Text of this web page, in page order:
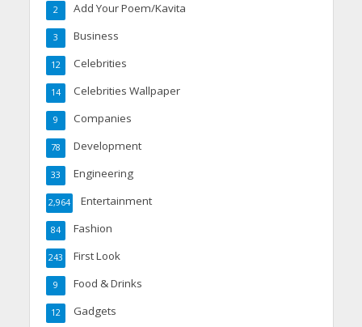
Add Your Poem/Kavita
2
Business
3
Celebrities
12
Celebrities Wallpaper
14
Companies
9
Development
78
Engineering
33
Entertainment
2,964
Fashion
84
First Look
243
Food & Drinks
9
Gadgets
12